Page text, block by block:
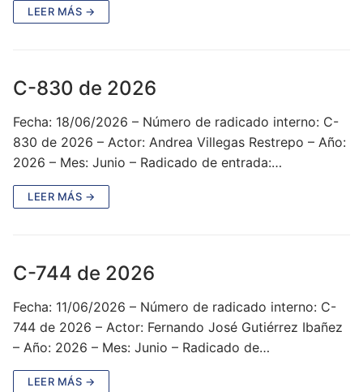
LEER MÁS →
C-830 de 2026
Fecha: 18/06/2026 – Número de radicado interno: C-
830 de 2026 – Actor: Andrea Villegas Restrepo – Año:
2026 – Mes: Junio – Radicado de entrada:…
LEER MÁS →
C-744 de 2026
Fecha: 11/06/2026 – Número de radicado interno: C-
744 de 2026 – Actor: Fernando José Gutiérrez Ibañez
– Año: 2026 – Mes: Junio – Radicado de…
LEER MÁS →